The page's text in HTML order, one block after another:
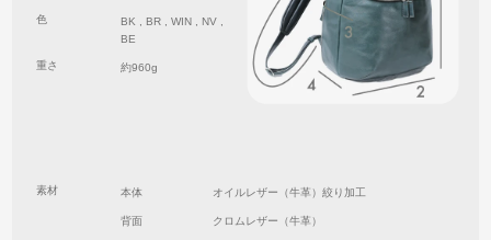
色
BK , BR , WIN , NV ,
BE
重さ 約960g
素材 本体 オイルレザー（牛革）絞り加工
背面 クロムレザー（牛革）